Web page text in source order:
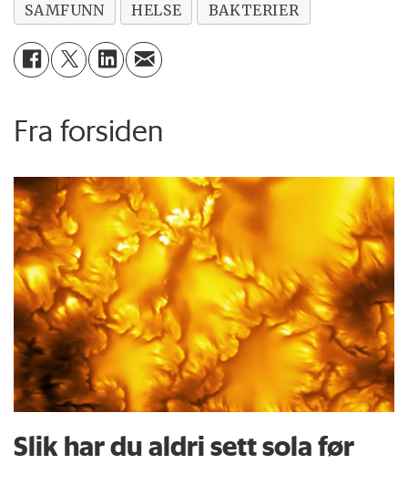
SAMFUNN HELSE BAKTERIER
Fra forsiden
Slik har du aldri sett sola før